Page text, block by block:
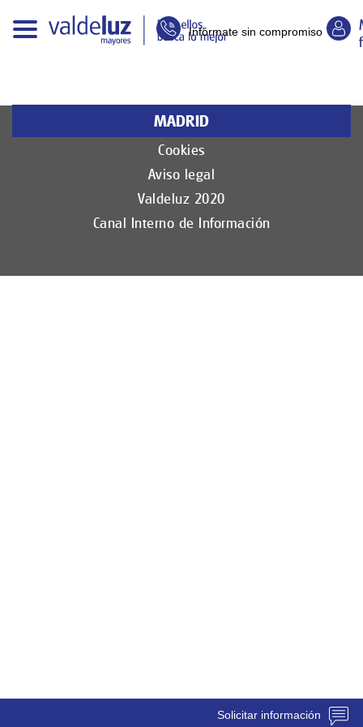
Infórmate sin compromiso
Solicitar información
MADRID
Política de privacidad
Cookies
Aviso legal
Valdeluz 2020
Canal Interno de Información